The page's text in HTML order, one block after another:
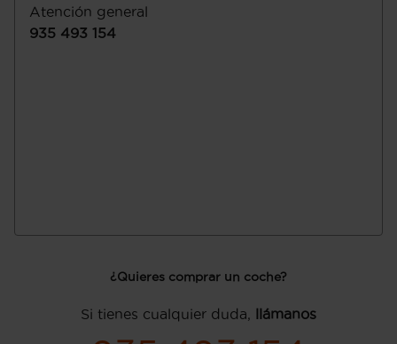
Atención general
935 493 154
¿Quieres comprar un coche?
Si tienes cualquier duda, llámanos